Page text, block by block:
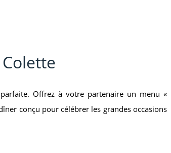
Offrez à votre partenaire un menu «
conçu pour célébrer les grandes occasions